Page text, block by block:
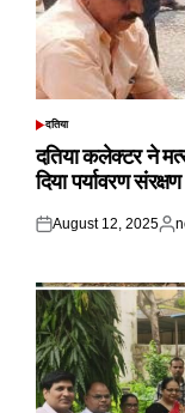
POSTED
दतिया
दतिया कलेक्टर ने
दिया पर्यावरण
Posted
August 12, 2025